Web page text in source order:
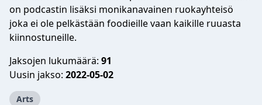
on podcastin lisäksi monikanavainen ruokayhteisö
joka ei ole pelkästään foodieille vaan kaikille ruuasta
kiinnostuneille.
Jaksojen lukumäärä: 91
Uusin jakso: 2022-05-02
Arts